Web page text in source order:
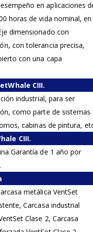
en aplicaciones
horas de vida nominal, en
dimensionado con
con tolerancia precisa,
con una capa
CIII.
industrial, para ser
como parte de sistemas
cabinas de pintura,
CIII.
Garantía de 1 año por
metálica VentSet
Carcasa industrial
Clase 2, Carcasa